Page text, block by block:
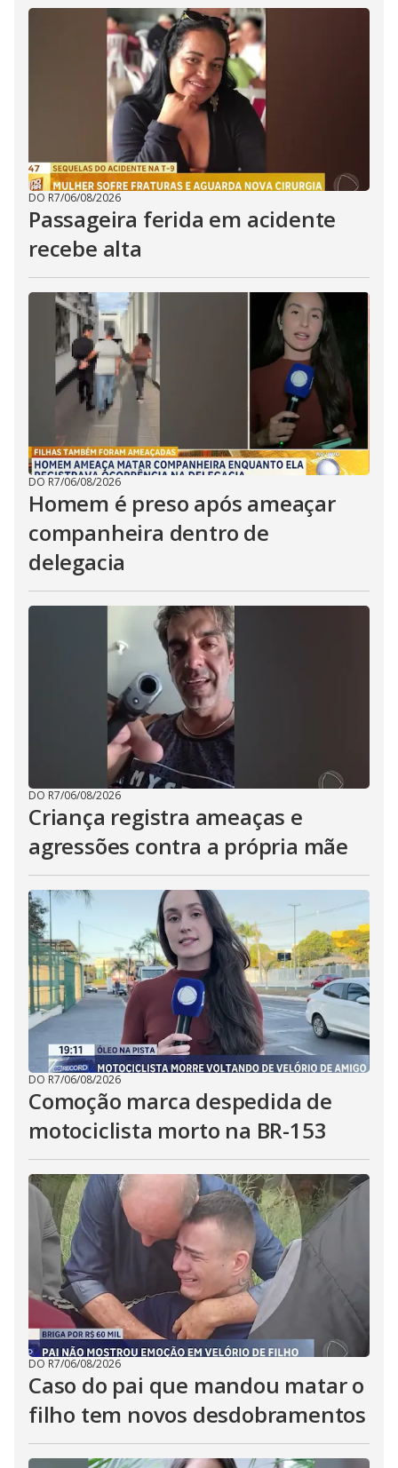
DO R7/06/08/2026
Passageira ferida em acidente
recebe alta
DO R7/06/08/2026
Homem é preso após ameaçar
companheira dentro de
delegacia
DO R7/06/08/2026
Criança registra ameaças e
agressões contra a própria mãe
DO R7/06/08/2026
Comoção marca despedida de
motociclista morto na BR-153
DO R7/06/08/2026
Caso do pai que mandou matar o
filho tem novos desdobramentos